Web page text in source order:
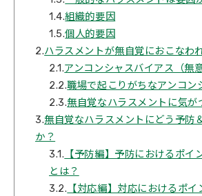
1.4.組織的要因
1.5.個人的要因
2.ハラスメントが無自覚におこなわ
2.1.アンコンシャスバイアス（無
2.2.職場で起こりがちなアンコン
2.3.無自覚なハラスメントに気が
3.無自覚なハラスメントにどう予防
か？
3.1. 【予防編】予防におけるポイ
とは？
3.2. 【対応編】対応におけるポ